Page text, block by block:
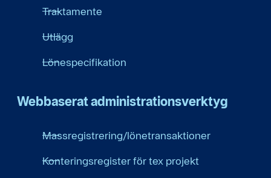
Traktamente
Utlägg
Lönespecifikation
Webbaserat administrations­verktyg
Massregistrering/lönetransaktioner
Konteringsregister för tex projekt